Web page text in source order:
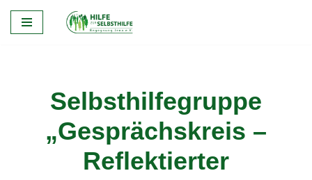
Zum
Selbsthilfegruppe
„Gesprächskreis –
Reflektierter